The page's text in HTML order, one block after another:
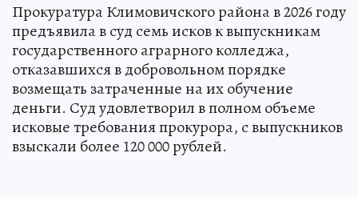
Прокуратура Климовичского района в 2026 году
предъявила в суд семь исков к выпускникам
государственного аграрного колледжа,
отказавшихся в добровольном порядке
возмещать затраченные на их обучение
деньги. Суд удовлетворил в полном объеме
исковые требования прокурора, с выпускников
взыскали более 120 000 рублей.